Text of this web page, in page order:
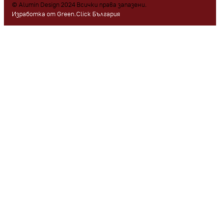
© Alumin Design 2024 Всички права запазени.
Изработка от Green.Click България